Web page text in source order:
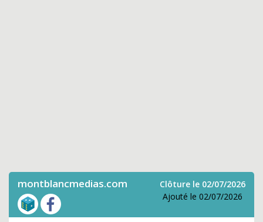
montblancmedias.com
Clôture le 02/07/2026
Ajouté le 02/07/2026